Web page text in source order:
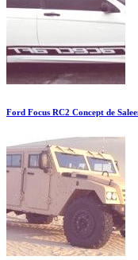
Ford Focus RC2 Concept de